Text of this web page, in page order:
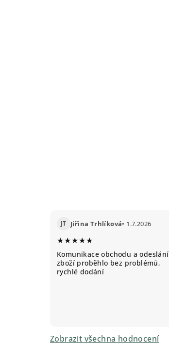
JT Jiřina Trhlíková• 1.7.2026
★★★★★
Komunikace obchodu a odeslání
zboží proběhlo bez problémů,
rychlé dodání
Zobrazit všechna hodnocení